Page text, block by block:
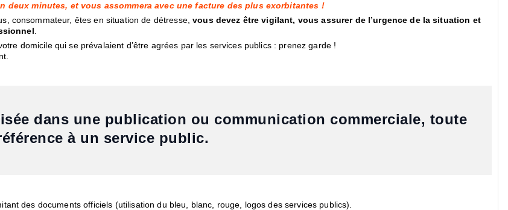
deux minutes, et vous assommera avec une facture des plus exorbitantes !
consommateur, êtes en situation de détresse,vous devez être vigilant, vous assurer de l’urgence de la situation et
domicile qui se prévalaient d’être agrées par les services publics : prenez garde !
dans une publication ou communication commerciale, toute
à un service public.
des documents officiels (utilisation du bleu, blanc, rouge, logos des services publics).